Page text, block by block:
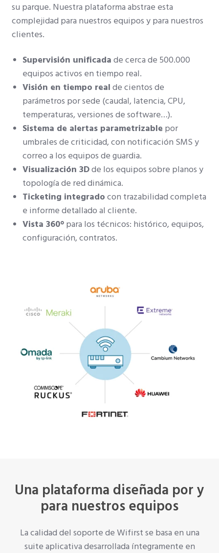
su parque. Nuestra plataforma abstrae esta
complejidad para nuestros equipos y para nuestros
clientes.
Supervisión unificada de cerca de 500.000
equipos activos en tiempo real.
Visión en tiempo real de cientos de
parámetros por sede (caudal, latencia, CPU,
temperaturas, versiones de software…).
Sistema de alertas parametrizable por
umbrales de criticidad, con notificación SMS y
correo a los equipos de guardia.
Visualización 3Dde los equipos sobre planos y
topología de red dinámica.
Ticketing integrado con trazabilidad completa
e informe detallado al cliente.
Vista 360°para los técnicos: histórico, equipos,
configuración, contratos.
Una plataforma diseñada por y
para nuestros equipos
La calidad del soporte de Wifirst se basa en una
suite aplicativa desarrollada íntegramente en